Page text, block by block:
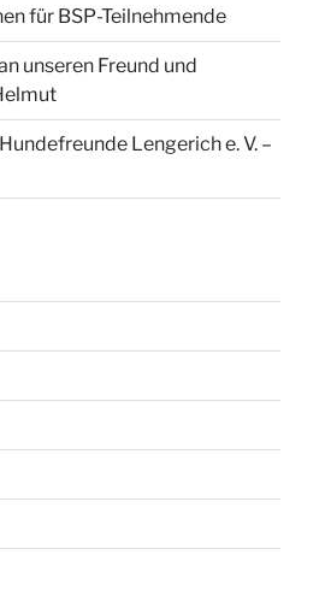
für BSP-Teilnehmende
unseren Freund und
Lengerich e. V. –